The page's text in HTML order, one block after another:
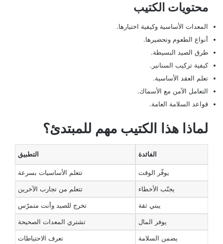
محتويات الكتيب
المعدات الأساسية وكيفية اختيارها.
أنواع الطعوم وتحضيرها.
طرق الصيد البسيطة.
كيفية تركيب السنانير.
تعلم العقد الأساسية.
التعامل الآمن مع الأسماك.
قواعد السلامة العامة.
لماذا هذا الكتيب مهم للمبتدئ؟
الفائدة التطبيق
يوفّر الوقت تتعلم الأساسيات بسرعة
يجنّب الأخطاء تتعلم من تجارب الآخرين
يبني ثقة تخرج للصيد وأنت متمرّس
يوفر المال تشتري المعدات الصحيحة
يضمن السلامة تعرف الاحتياطات